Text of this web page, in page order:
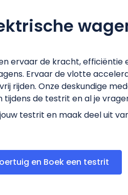
ervaar de kracht, efficiëntie
Ervaar de vlotte
rijden. Onze deskundige
tijdens de testrit en al je
testrit en maak deel uit
en Boek een testrit